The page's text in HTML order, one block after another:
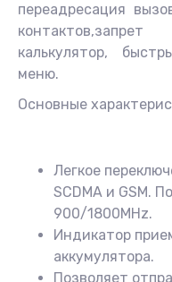
переадресация
калькулятор,
меню.
Основные
Легкое
SCDMA и GSM.
900/1800MHz.
Индикатор
аккумулятора.
Позволяет